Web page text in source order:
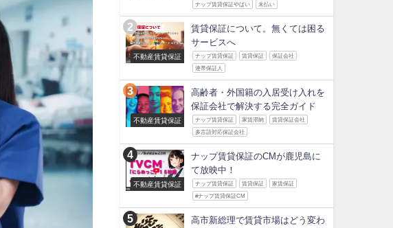
ナップ賃貸保証やばい 未払い
不動産賃貸保証
賃貸保証について。無くては困る
サービスへ
ナップ賃貸保証 賃貸保証 保証会社
連帯保証人
不動産賃貸保証
高齢者・外国籍の入居受け入れを
保証会社で解決する完全ガイド
ナップ賃貸保証 家賃滞納 賃貸保証会社
多言語対応保証会社
不動産賃貸保証
ナップ賃貸保証のCMが鹿児島に
て放映中！
ナップ賃貸保証 賃貸保証 家賃保証
#ナップ賃貸保証CM
高市新総理で賃貸市場はどう変わ